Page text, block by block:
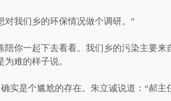
我们乡的环保情况做个调研。”
你一起下去看看。我们乡的污染主要来
难的样子说。
实是个尴尬的存在。朱立诚说道：“郝主